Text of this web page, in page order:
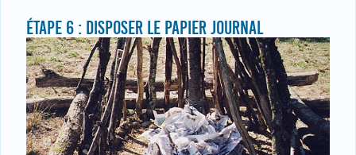
ÉTAPE 6 : DISPOSER LE PAPIER JOURNAL